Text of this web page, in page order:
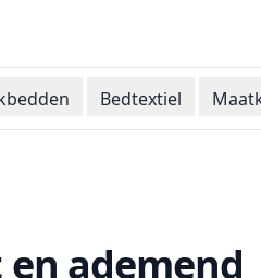
Bedtextiel
ademend